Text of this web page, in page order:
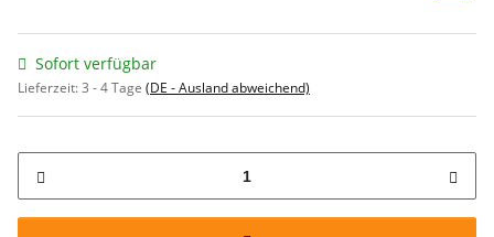
Sofort verfügbar
Lieferzeit:3 - 4 Tage (DE - Ausland abweichend)